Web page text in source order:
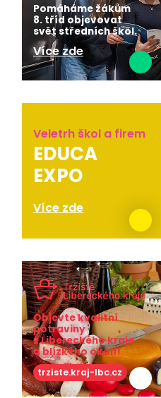
Pomáháme žákům
8. tříd objevovat
svět středních škol.
Více zde
Veletrh škol a firem
EDUCA
EXPO
Více zde
Objevte kvalitní
potraviny
z Libereckého kraje
a blízkého okolí!
trziste.kraj-lbc.cz